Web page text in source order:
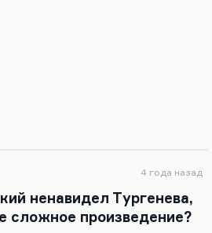
Тургенева к ним — оно
Достаточно прочесть
в «Отцах и детях». Он
реформ, он видел
дураков, Ситниковых и
дикой силой расплодились,
такая тема,
людей подлинных и новых,…
4 года назад
ненавидел Тургенева,
сложное произведение?